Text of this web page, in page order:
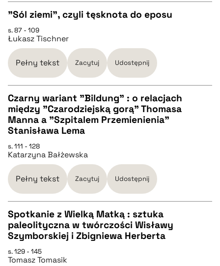
CZYSTY TEKST
pobierz cytat
pobierz cytat
"Sól ziemi", czyli tęsknota do eposu
s. 87 - 109
Łukasz Tischner
Pełny tekst Zacytuj Udostępnij
CZYSTY TEKST
pobierz cytat
BIBTEX
pobierz cytat
Czarny wariant "Bildung" : o relacjach
między "Czarodziejską gorą" Thomasa
Manna a "Szpitalem Przemienienia"
Stanisława Lema
s. 111 - 128
Katarzyna Bałżewska
Pełny tekst Zacytuj Udostępnij
CZYSTY TEKST
pobierz cytat
Spotkanie z Wielką Matką : sztuka
paleolityczna w twórczości Wisławy
Szymborskiej i Zbigniewa Herberta
s. 129 - 145
Tomasz Tomasik